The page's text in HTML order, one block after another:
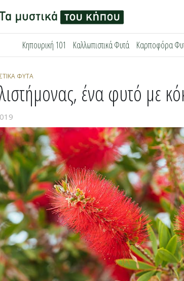
Κηπουρική 101 Καλλωπιστικά Φυτά Καρποφόρα
ΦΥΤΆ
ένα φυτό με